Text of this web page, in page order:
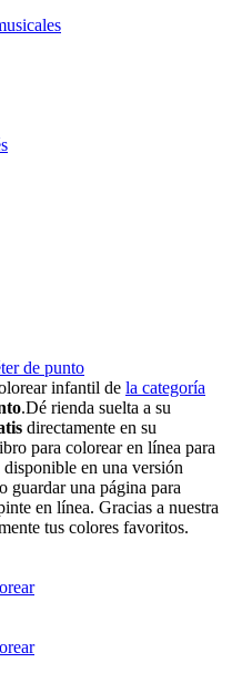
de punto
infantil de la categoría
.Dé rienda suelta a su
directamente en su
para colorear en línea para
en una versión
una página para
en línea. Gracias a nuestra
tus colores favoritos.